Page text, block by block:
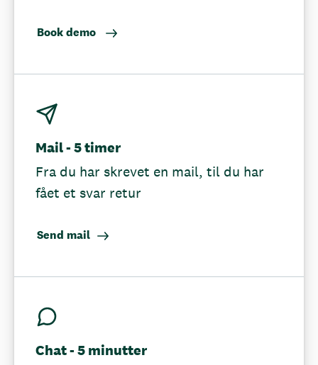
Book demo
Mail - 5 timer
Fra du har skrevet en mail, til du har
fået et svar retur
Send mail
Chat - 5 minutter